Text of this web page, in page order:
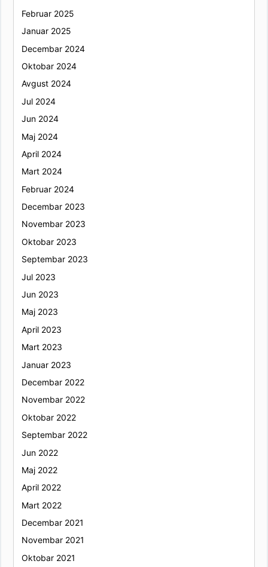
Februar 2025
Januar 2025
Decembar 2024
Oktobar 2024
Avgust 2024
Jul 2024
Jun 2024
Maj 2024
April 2024
Mart 2024
Februar 2024
Decembar 2023
Novembar 2023
Oktobar 2023
Septembar 2023
Jul 2023
Jun 2023
Maj 2023
April 2023
Mart 2023
Januar 2023
Decembar 2022
Novembar 2022
Oktobar 2022
Septembar 2022
Jun 2022
Maj 2022
April 2022
Mart 2022
Decembar 2021
Novembar 2021
Oktobar 2021